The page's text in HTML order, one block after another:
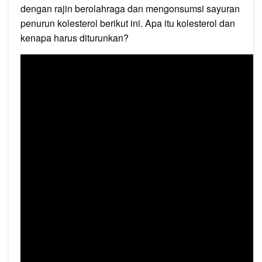
dengan rajin berolahraga dan mengonsumsi sayuran
penurun kolesterol berikut ini. Apa itu kolesterol dan
kenapa harus diturunkan?